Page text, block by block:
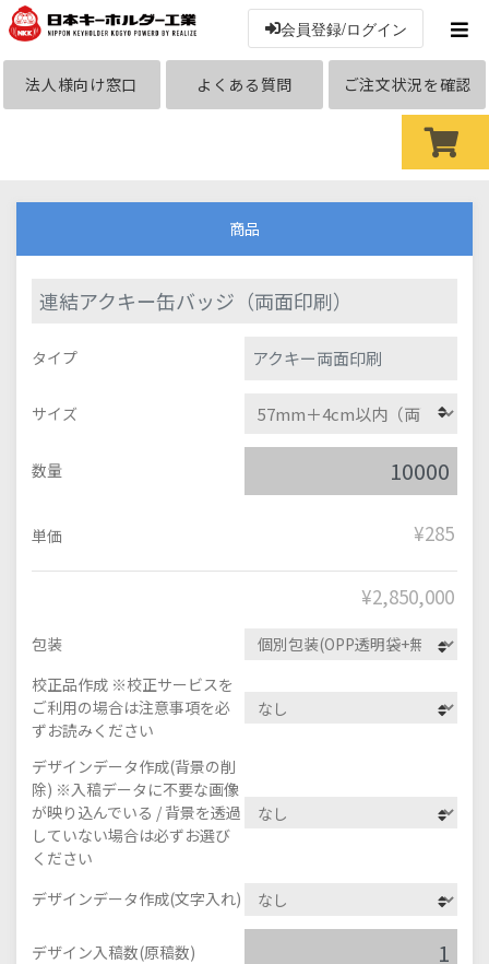
会員登録/ログイン
法人様向け窓口 よくある質問 ご注文状況を確認
商品
連結アクキー缶バッジ（両面印刷）
タイプ アクキー両面印刷
サイズ
数量
単価 ¥285
¥2,850,000
包装
校正品作成 ※校正サービスを
ご利用の場合は注意事項を必
ずお読みください
デザインデータ作成(背景の削
除) ※入稿データに不要な画像
が映り込んでいる / 背景を透過
していない場合は必ずお選び
ください
デザインデータ作成(文字入れ)
デザイン入稿数(原稿数)